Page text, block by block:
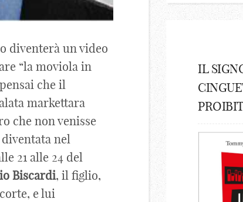
diventerà un video
“la moviola in
che il
markettara
che non venisse
nel
21 alle 24 del
Biscardi, il figlio,
e lui
IL